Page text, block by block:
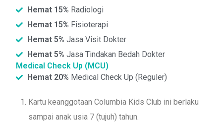
Hemat 15% Radiologi
Hemat 15% Fisioterapi
Hemat 5% Jasa Visit Dokter
Hemat 5% Jasa Tindakan Bedah Dokter
Medical Check Up (MCU)
Hemat 20% Medical Check Up (Reguler)
Kartu keanggotaan Columbia Kids Club ini berlaku
sampai anak usia 7 (tujuh) tahun.